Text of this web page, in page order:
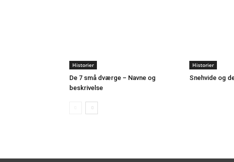
Historier
De 7 små dværge – Navne og
beskrivelse
Historier
Snehvide og